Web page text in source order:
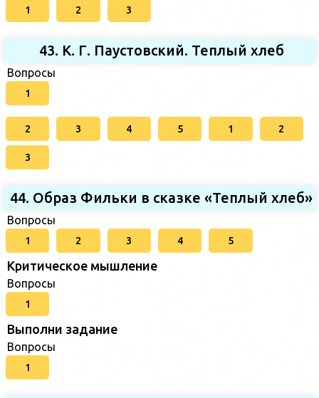
1 2 3
43. К. Г. Паустовский. Теплый хлеб
Вопросы
1
2 3 4 5 1 2
3
44. Образ Фильки в сказке «Теплый хлеб»
Вопросы
1 2 3 4 5
Критическое мышление
Вопросы
1
Выполни задание
Вопросы
1